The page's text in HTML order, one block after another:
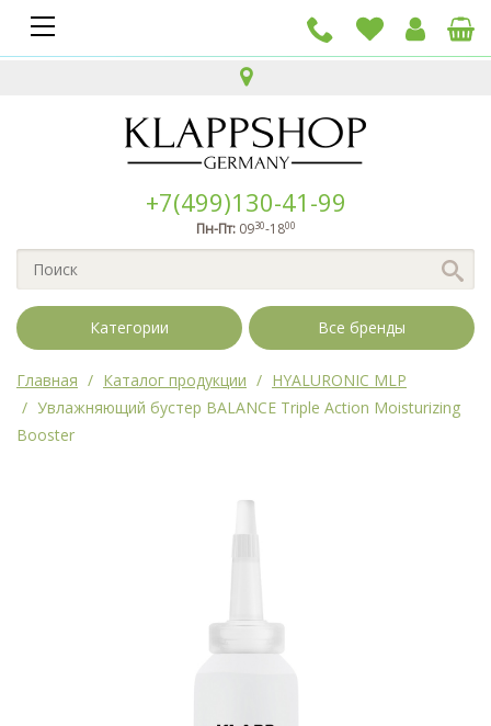
+7(499)130-41-99
Пн-Пт:0930-1800
Категории Все бренды
Главная Каталог продукции
HYALURONIC MLP
Увлажняющий бустер BALANCE Triple Action Moisturizing
Booster